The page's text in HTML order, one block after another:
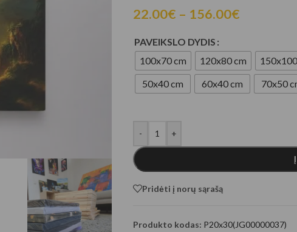
Sugeneruoti fantastiniai
22.00€ – 156.00€
PAVEIKSLO DYDIS
100x70 cm
120x80 cm
50x40 cm
60x40 cm 70x50
- +
Pridėti į norų sąrašą
Produkto kodas: P20x30(JG00000037)